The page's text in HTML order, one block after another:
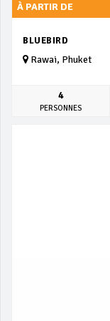
À PARTIR DE
BLUEBIRD
Rawai, Phuket
4
PERSONNES